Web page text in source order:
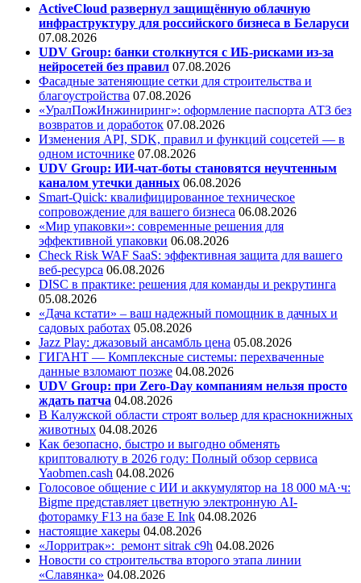
ActiveCloud развернул защищённую облачную
инфраструктуру для российского бизнеса в Беларуси
07.08.2026
UDV Group: банки столкнутся с ИБ-рисками из-за
нейросетей без правил 07.08.2026
Фасадные затеняющие сетки для строительства и
благоустройства 07.08.2026
«УралПожИнжиниринг»: оформление паспорта АТЗ без
возвратов и доработок 07.08.2026
Изменения API, SDK, правил и функций соцсетей — в
одном источнике 07.08.2026
UDV Group: ИИ-чат-боты становятся неучтенным
каналом утечки данных 06.08.2026
Smart-Quick: квалифицированное техническое
сопровождение для вашего бизнеса 06.08.2026
«Мир упаковки»: современные решения для
эффективной упаковки 06.08.2026
Check Risk WAF SaaS: эффективная защита для вашего
веб-ресурса 06.08.2026
DISC в практике: решения для команды и рекрутинга
05.08.2026
«Дача кстати» – ваш надежный помощник в дачных и
садовых работах 05.08.2026
Jazz Play: джазовый ансамбль цена 05.08.2026
ГИГАНТ — Комплексные системы: перехваченные
данные взломают позже 04.08.2026
UDV Group: при Zero-Day компаниям нельзя просто
ждать патча 04.08.2026
В Калужской области строят вольер для краснокнижных
животных 04.08.2026
Как безопасно, быстро и выгодно обменять
криптовалюту в 2026 году: Полный обзор сервиса
Yaobmen.cash 04.08.2026
Голосовое общение с ИИ и аккумулятор на 18 000 мА·ч:
Bigme представляет цветную электронную AI-
фоторамку F13 на базе E Ink 04.08.2026
настоящие хакеры 04.08.2026
«Лорритрак»: ремонт sitrak c9h 04.08.2026
Новости со строительства второго этапа линии
«Славянка» 04.08.2026